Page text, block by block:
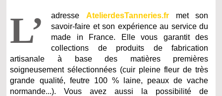
L’ adresseAtelierdesTanneries.fr met son
savoir-faire et son expérience au service du
made in France. Elle vous garantit des
collections de produits de fabrication
artisanale à base des matières premières
soigneusement sélectionnées (cuir pleine fleur de très
grande qualité, feutre 100 % laine, peaux de vache
normande...). Vous avez aussi la possibilité de